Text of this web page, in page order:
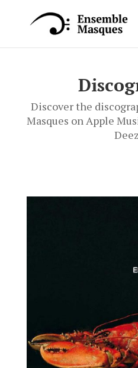
Discover the
Masques on Apple